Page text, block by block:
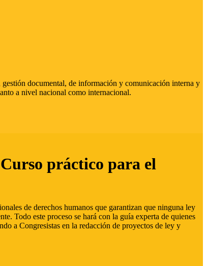
documental, de información y comunicación interna y
a nivel nacional como internacional.
práctico para el
de derechos humanos que garantizan que ninguna ley
Todo este proceso se hará con la guía experta de quienes
a Congresistas en la redacción de proyectos de ley y